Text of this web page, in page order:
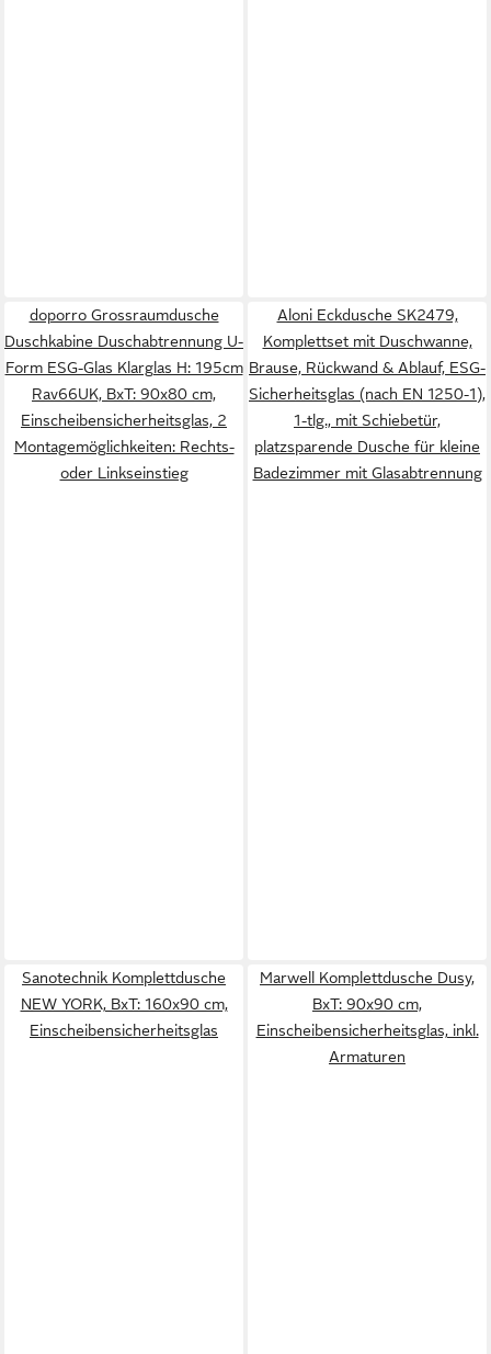
doporro Grossraumdusche
Duschkabine Duschabtrennung U-
Form ESG-Glas Klarglas H: 195cm
Rav66UK, BxT: 90x80 cm,
Einscheibensicherheitsglas, 2
Montagemöglichkeiten: Rechts-
oder Linkseinstieg
Aloni Eckdusche SK2479,
Komplettset mit Duschwanne,
Brause, Rückwand & Ablauf, ESG-
Sicherheitsglas (nach EN 1250-1),
1-tlg., mit Schiebetür,
platzsparende Dusche für kleine
Badezimmer mit Glasabtrennung
Sanotechnik Komplettdusche
NEW YORK, BxT: 160x90 cm,
Einscheibensicherheitsglas
Marwell Komplettdusche Dusy,
BxT: 90x90 cm,
Einscheibensicherheitsglas, inkl.
Armaturen